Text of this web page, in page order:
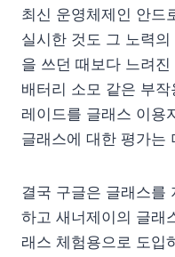
최신 운영체제인 안드
실시한 것도 그 노력
을 쓰던 때보다 느려
배터리 소모 같은 부
레이드를 글래스 이용
글래스에 대한 평가는
결국 구글은 글래스를
하고 새너제이의 글래
래스 체험용으로 도입